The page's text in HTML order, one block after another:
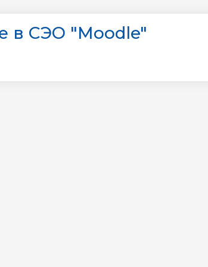
в СЭО "Moodle"